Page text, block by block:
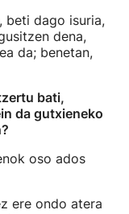
beti dago isuria,
dena,
da; benetan,
bati,
da gutxieneko
oso ados
ere ondo atera